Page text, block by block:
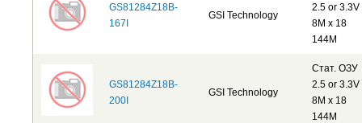
GS81284Z18B-
167I
GSI Technology
2.5 or 3.3V
8M x 18
144M
GS81284Z18B-
200I
GSI Technology
Стат. ОЗУ
2.5 or 3.3V
8M x 18
144M